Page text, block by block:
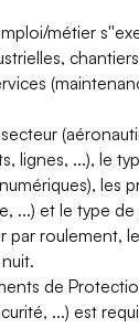
métier
lignes, ...), le
les
...) et le type
par roulement,
de
...) est